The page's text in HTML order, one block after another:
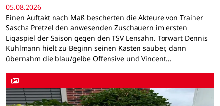
05.08.2026
Einen Auftakt nach Maß bescherten die Akteure von Trainer
Sascha Pretzel den anwesenden Zuschauern im ersten
Ligaspiel der Saison gegen den TSV Lensahn. Torwart Dennis
Kuhlmann hielt zu Beginn seinen Kasten sauber, dann
übernahm die blau/gelbe Offensive und Vincent…